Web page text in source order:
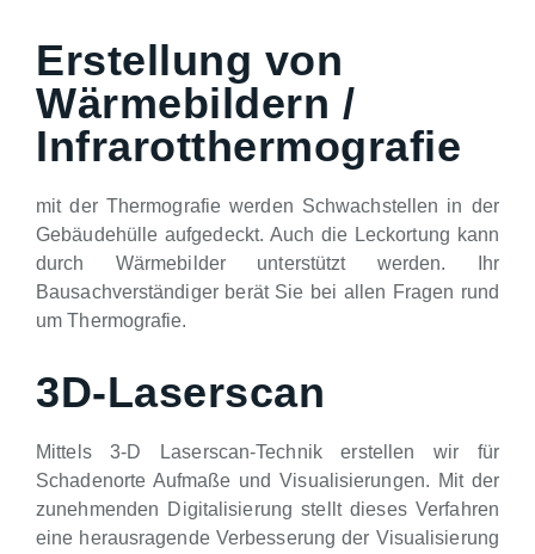
Erstellung von
Wärmebildern /
Infrarotthermografie
mit der Thermografie werden Schwachstellen in der
Gebäudehülle aufgedeckt. Auch die Leckortung kann
durch Wärmebilder unterstützt werden. Ihr
Bausachverständiger berät Sie bei allen Fragen rund
um Thermografie.
3D-Laserscan
Mittels 3-D Laserscan-Technik erstellen wir für
Schadenorte Aufmaße und Visualisierungen. Mit der
zunehmenden Digitalisierung stellt dieses Verfahren
eine herausragende Verbesserung der Visualisierung